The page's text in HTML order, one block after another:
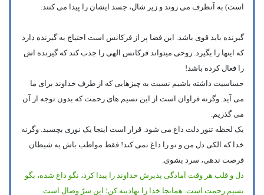
است) به آنطرف می روند و زیر شال، جسد ایشان را پیدا می کنند.
گیرنده باید قوی باشد. این فضا پر از فرکانس است احتیاج به گیرنده دارد
که اینها را بگیرد. روحی میتواند فرکانس الهی را جذب کند که گیرنده اش
را فعال کرده باشد!
حساسیت داشته باشیم نسبت به چیزهایی که از طرف خداوند برای ما
می آید. وگرنه فراوان است از این نسیم های رحمت که بدون توجه از آن
می گذریم.
یک لحظه تنور دلت داغ می شود. قرار است اینجا یک نوری بچسبد. وگرنه
خدا که الکی دل من و تو را داغ نمی کند! فقط مواظب باش به شیطان
فرصت ندهی، سرد بشوی.
دل و قلب هر وقت آمادگی پذیرش خداوند را پیدا کرد، نگو داغ شده، بگو
نسیم رحمت است. همانجا خدا را نهادینه کن؛ این سرّ وصال است.